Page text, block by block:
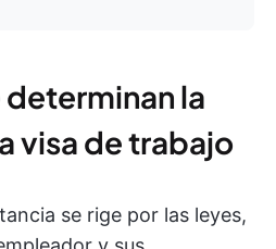
la
visa de trabajo
se rige por las leyes,